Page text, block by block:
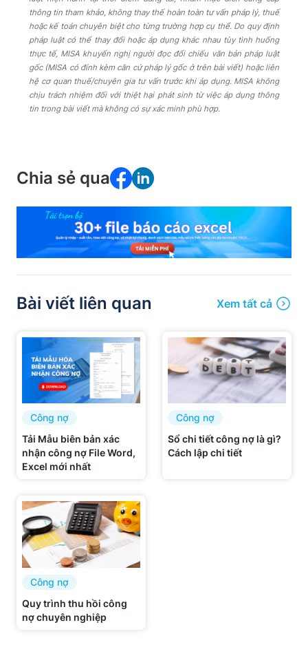
thông tin tham khảo, không thay thế hoàn toàn tư vấn pháp lý, thuế
hoặc kế toán chuyên biệt cho từng trường hợp cụ thể. Do quy định
pháp luật có thể thay đổi hoặc áp dụng khác nhau tùy tình huống
thực tế, MISA khuyến nghị người đọc đối chiếu văn bản pháp luật
gốc (MISA có đính kèm căn cứ pháp lý gốc ở trên bài viết) hoặc liên
hệ cơ quan thuế/chuyên gia tư vấn trước khi áp dụng. MISA không
chịu trách nhiệm đối với thiệt hại phát sinh từ việc áp dụng thông
tin trong bài viết mà không có sự xác minh phù hợp.
Chia sẻ qua
Bài viết liên quan Xem tất cả
Công nợ
Tải Mẫu biên bản xác
nhận công nợ File Word,
Excel mới nhất
Công nợ
Sổ chi tiết công nợ là gì?
Cách lập chi tiết
Công nợ
Quy trình thu hồi công
nợ chuyên nghiệp